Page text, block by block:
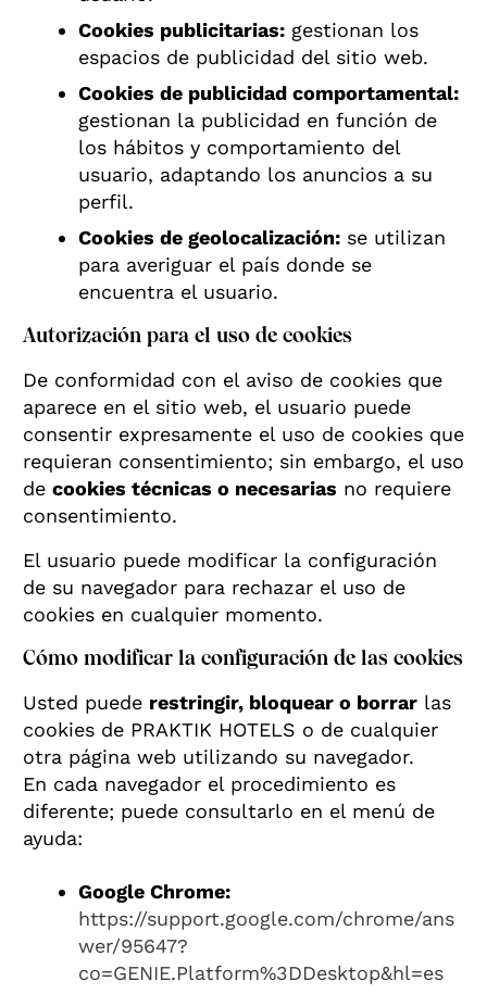
Cookies publicitarias: gestionan los
espacios de publicidad del sitio web.
Cookies de publicidad comportamental:
gestionan la publicidad en función de
los hábitos y comportamiento del
usuario, adaptando los anuncios a su
perfil.
Cookies de geolocalización: se utilizan
para averiguar el país donde se
encuentra el usuario.
Autorización para el uso de cookies
De conformidad con el aviso de cookies que
aparece en el sitio web, el usuario puede
consentir expresamente el uso de cookies que
requieran consentimiento; sin embargo, el uso
de cookies técnicas o necesarias no requiere
consentimiento.
El usuario puede modificar la configuración
de su navegador para rechazar el uso de
cookies en cualquier momento.
Cómo modificar la configuración de las cookies
Usted puede restringir, bloquear o borrar las
cookies de PRAKTIK HOTELS o de cualquier
otra página web utilizando su navegador.
En cada navegador el procedimiento es
diferente; puede consultarlo en el menú de
ayuda:
Google Chrome:
https://support.google.com/chrome/ans
wer/95647?
co=GENIE.Platform%3DDesktop&hl=es